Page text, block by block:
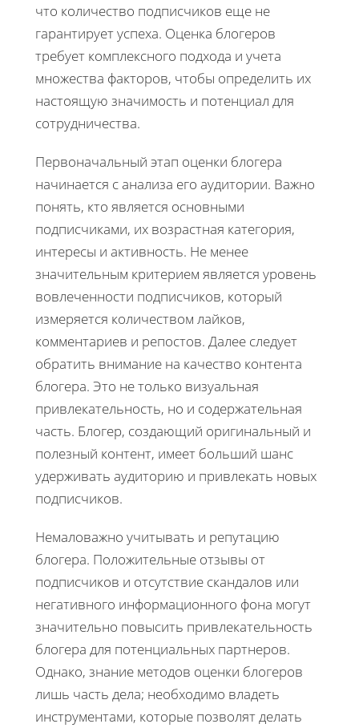
что количество подписчиков еще не
гарантирует успеха. Оценка блогеров
требует комплексного подхода и учета
множества факторов, чтобы определить их
настоящую значимость и потенциал для
сотрудничества.
Первоначальный этап оценки блогера
начинается с анализа его аудитории. Важно
понять, кто является основными
подписчиками, их возрастная категория,
интересы и активность. Не менее
значительным критерием является уровень
вовлеченности подписчиков, который
измеряется количеством лайков,
комментариев и репостов. Далее следует
обратить внимание на качество контента
блогера. Это не только визуальная
привлекательность, но и содержательная
часть. Блогер, создающий оригинальный и
полезный контент, имеет больший шанс
удерживать аудиторию и привлекать новых
подписчиков.
Немаловажно учитывать и репутацию
блогера. Положительные отзывы от
подписчиков и отсутствие скандалов или
негативного информационного фона могут
значительно повысить привлекательность
блогера для потенциальных партнеров.
Однако, знание методов оценки блогеров
лишь часть дела; необходимо владеть
инструментами, которые позволят делать